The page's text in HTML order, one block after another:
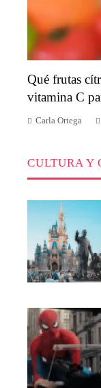
Qué frutas
vitamina C
Carla Ortega
CULTURA Y